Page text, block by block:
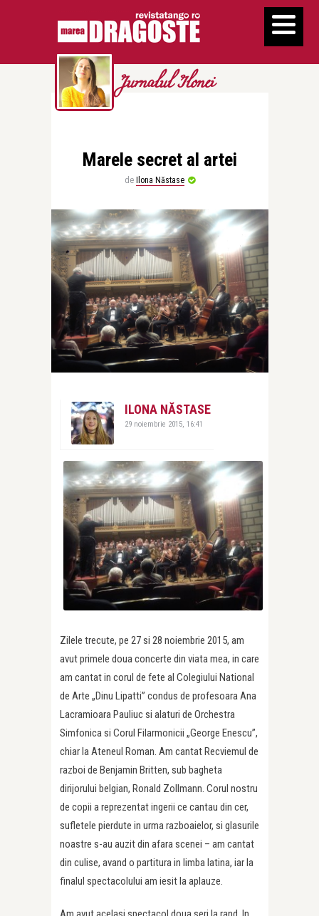
Jurnalul Ilonei
Marele secret al artei
de Ilona Năstase
ILONA NĂSTASE
29 noiembrie 2015, 16:41
Zilele trecute, pe 27 si 28 noiembrie 2015, am
avut primele doua concerte din viata mea, in care
am cantat in corul de fete al Colegiului National
de Arte „Dinu Lipatti” condus de profesoara Ana
Lacramioara Pauliuc si alaturi de Orchestra
Simfonica si Corul Filarmonicii „George Enescu”,
chiar la Ateneul Roman. Am cantat Recviemul de
razboi de Benjamin Britten, sub bagheta
dirijorului belgian, Ronald Zollmann. Corul nostru
de copii a reprezentat ingerii ce cantau din cer,
sufletele pierdute in urma razboaielor, si glasurile
noastre s-au auzit din afara scenei – am cantat
din culise, avand o partitura in limba latina, iar la
finalul spectacolului am iesit la aplauze.